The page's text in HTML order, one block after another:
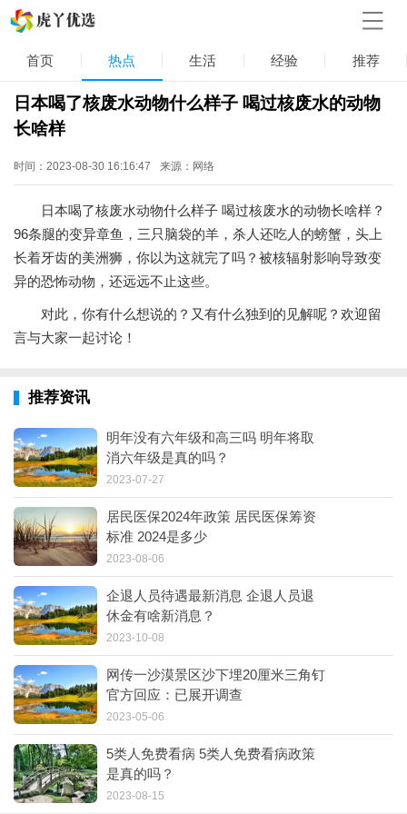
首页 热点 生活 经验 推荐
日本喝了核废水动物什么样子 喝过核废水的动物
长啥样
时间：2023-08-30 16:16:47 来源：网络
日本喝了核废水动物什么样子 喝过核废水的动物长啥样？
96条腿的变异章鱼，三只脑袋的羊，杀人还吃人的螃蟹，头上
长着牙齿的美洲狮，你以为这就完了吗？被核辐射影响导致变
异的恐怖动物，还远远不止这些。
对此，你有什么想说的？又有什么独到的见解呢？欢迎留
言与大家一起讨论！
推荐资讯
明年没有六年级和高三吗 明年将取
消六年级是真的吗？
2023-07-27
居民医保2024年政策 居民医保筹资
标准 2024是多少
2023-08-06
企退人员待遇最新消息 企退人员退
休金有啥新消息？
2023-10-08
网传一沙漠景区沙下埋20厘米三角钉
官方回应：已展开调查
2023-05-06
5类人免费看病 5类人免费看病政策
是真的吗？
2023-08-15